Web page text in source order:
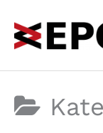
Inhalt
springen